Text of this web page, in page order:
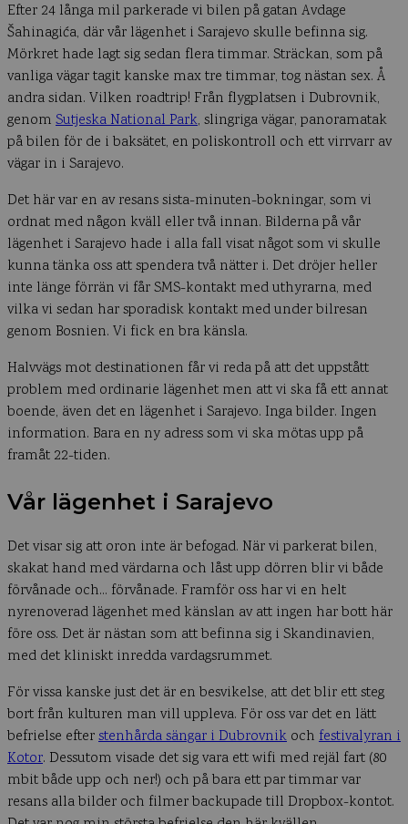
Efter 24 långa mil parkerade vi bilen på gatan Avdage
Šahinagića, där vår lägenhet i Sarajevo skulle befinna sig.
Mörkret hade lagt sig sedan flera timmar. Sträckan, som på
vanliga vägar tagit kanske max tre timmar, tog nästan sex. Å
andra sidan. Vilken roadtrip! Från flygplatsen i Dubrovnik,
genom Sutjeska National Park, slingriga vägar, panoramatak
på bilen för de i baksätet, en poliskontroll och ett virrvarr av
vägar in i Sarajevo.
Det här var en av resans sista-minuten-bokningar, som vi
ordnat med någon kväll eller två innan. Bilderna på vår
lägenhet i Sarajevo hade i alla fall visat något som vi skulle
kunna tänka oss att spendera två nätter i. Det dröjer heller
inte länge förrän vi får SMS-kontakt med uthyrarna, med
vilka vi sedan har sporadisk kontakt med under bilresan
genom Bosnien. Vi fick en bra känsla.
Halvvägs mot destinationen får vi reda på att det uppstått
problem med ordinarie lägenhet men att vi ska få ett annat
boende, även det en lägenhet i Sarajevo. Inga bilder. Ingen
information. Bara en ny adress som vi ska mötas upp på
framåt 22-tiden.
Vår lägenhet i Sarajevo
Det visar sig att oron inte är befogad. När vi parkerat bilen,
skakat hand med värdarna och låst upp dörren blir vi både
förvånade och… förvånade. Framför oss har vi en helt
nyrenoverad lägenhet med känslan av att ingen har bott här
före oss. Det är nästan som att befinna sig i Skandinavien,
med det kliniskt inredda vardagsrummet.
För vissa kanske just det är en besvikelse, att det blir ett steg
bort från kulturen man vill uppleva. För oss var det en lätt
befrielse efterstenhårda sängar i Dubrovnik och festivalyran i
Kotor. Dessutom visade det sig vara ett wifi med rejäl fart (80
mbit både upp och ner!) och på bara ett par timmar var
resans alla bilder och filmer backupade till Dropbox-kontot.